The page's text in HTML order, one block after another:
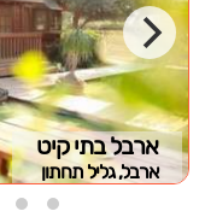
ארבל בתי קיט
ארבל, גליל תחתון